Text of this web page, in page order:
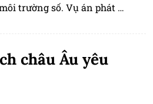
trường số. Vụ án phát đi
châu Âu yêu